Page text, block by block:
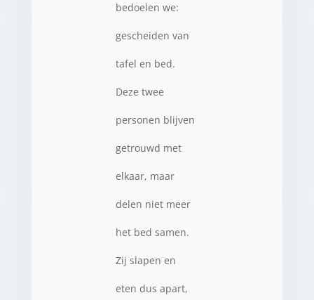
bedoelen we:
gescheiden van
tafel en bed.
Deze twee
personen blijven
getrouwd met
elkaar, maar
delen niet meer
het bed samen.
Zij slapen en
eten dus apart,